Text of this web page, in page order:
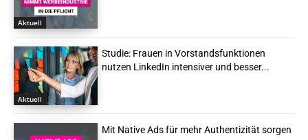
Aktuell
Aktuell
Studie: Frauen in Vorstandsfunktionen
nutzen LinkedIn intensiver und besser...
Mit Native Ads für mehr Authentizität sorgen